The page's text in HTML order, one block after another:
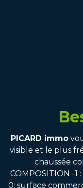
PICARD immo
visible et le plus
chaussée
COMPOSITION -1
0: surface